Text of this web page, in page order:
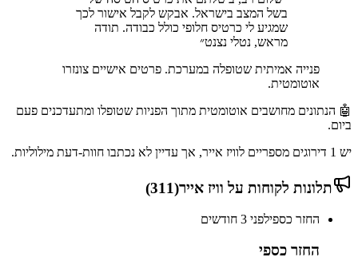
בשל המצב בישראל. אבקש לקבל אישור לכך
שמגיע לי כרטיס חלופי כולל כבודה. תודה
מראש, נטלי נצנט״
פנייה אמיתית שטופלה במערכת. פרטים אישיים צונזרו
אוטומטית.
🤖 הנתונים מחושבים אוטומטית מתוך הפניות שטופלו ומתעדכנים פעם
ביום.
יש 1 דירוגים מספריים לוויז אייר, אך עדיין לא נכתבו חוות-דעת מילוליות.
תלונות לקוחות על וויז אייר(
311
)
החזר כספילפני 3 חודשים
החזר כספי